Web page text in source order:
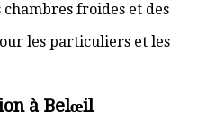
chambres froides et des
les particuliers et les
à Belœil